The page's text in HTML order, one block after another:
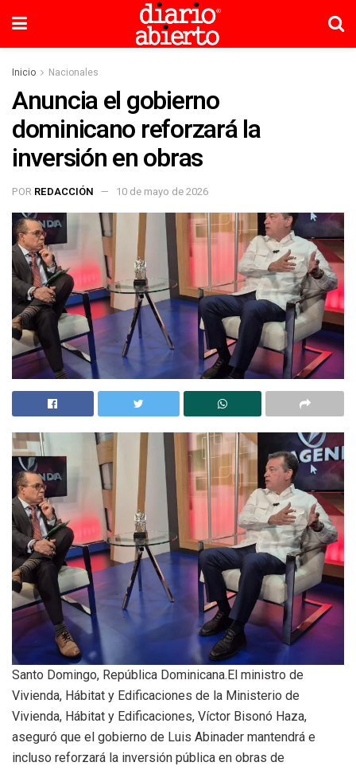
Inicio Nacionales
Anuncia el gobierno
dominicano reforzará la
inversión en obras
POR REDACCIÓN 10 de mayo de 2026
Santo Domingo, República Dominicana.El ministro de
Vivienda, Hábitat y Edificaciones de la Ministerio de
Vivienda, Hábitat y Edificaciones, Víctor Bisonó Haza,
aseguró que el gobierno de Luis Abinader mantendrá e
incluso reforzará la inversión pública en obras de